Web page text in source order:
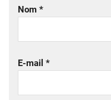
Nom *
E-mail *